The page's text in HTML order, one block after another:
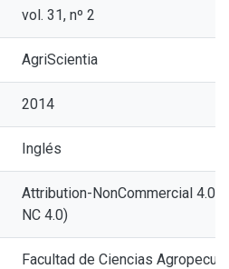
vol. 31, nº 2
AgriScientia
2014
Inglés
Attribution-NonCommercial 4.0
NC 4.0)
Facultad de Ciencias